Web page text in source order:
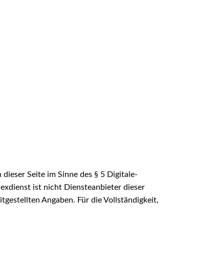
Seite im Sinne des § 5 Digitale-
ist nicht Diensteanbieter dieser
Angaben. Für die Vollständigkeit,